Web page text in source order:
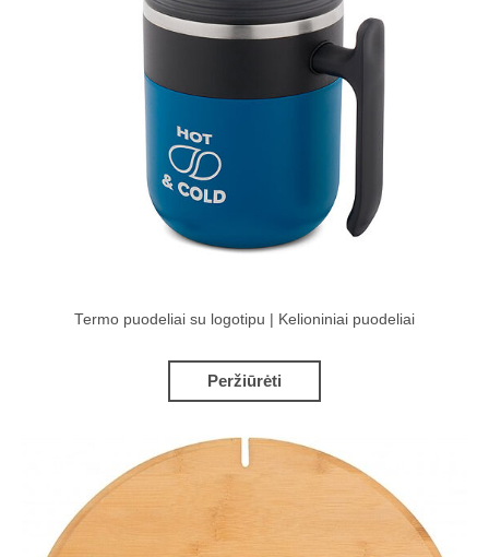
Termo puodeliai su logotipu | Kelioniniai puodeliai
Peržiūrėti